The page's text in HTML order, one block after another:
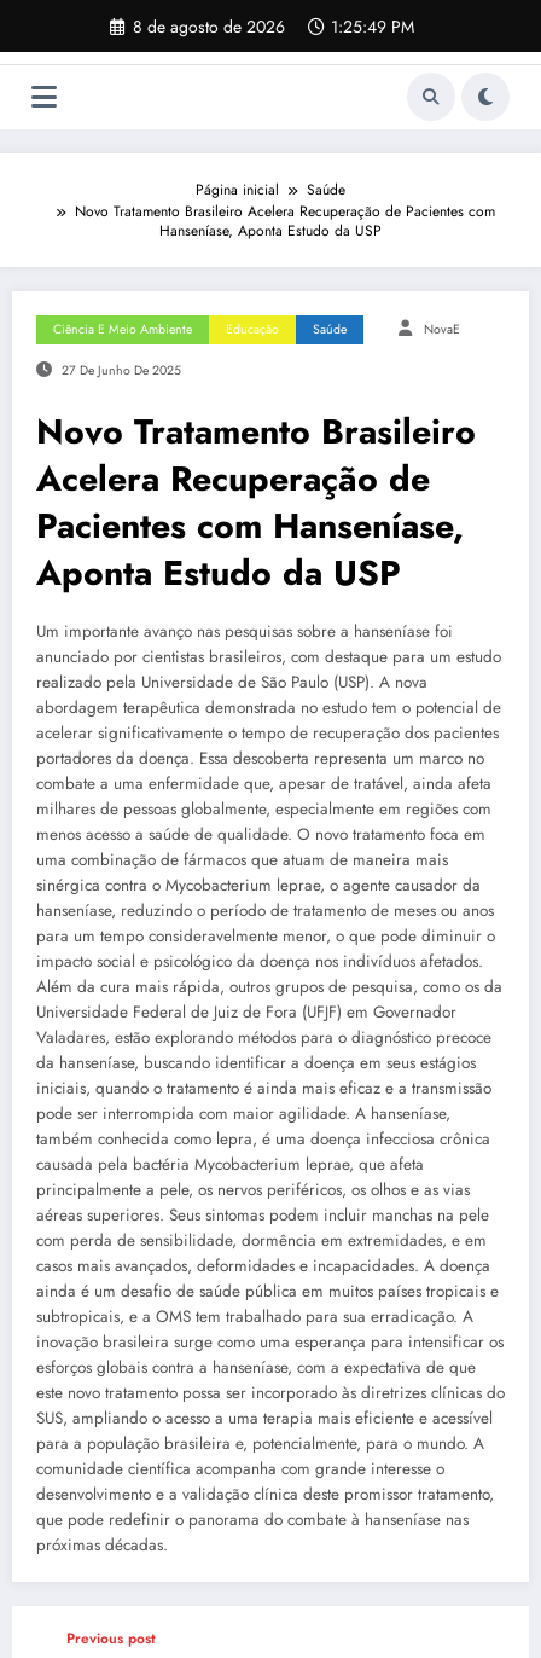
o
8 de agosto de 2026 1:25:50 PM
Página inicial
Saúde
Novo Tratamento Brasileiro Acelera Recuperação de Pacientes com
Hanseníase, Aponta Estudo da USP
Ciência E Meio Ambiente Educação Saúde NovaE
27 De Junho De 2025
Novo Tratamento Brasileiro
Acelera Recuperação de
Pacientes com Hanseníase,
Aponta Estudo da USP
Um importante avanço nas pesquisas sobre a hanseníase foi
anunciado por cientistas brasileiros, com destaque para um estudo
realizado pela Universidade de São Paulo (USP). A nova
abordagem terapêutica demonstrada no estudo tem o potencial de
acelerar significativamente o tempo de recuperação dos pacientes
portadores da doença. Essa descoberta representa um marco no
combate a uma enfermidade que, apesar de tratável, ainda afeta
milhares de pessoas globalmente, especialmente em regiões com
menos acesso a saúde de qualidade. O novo tratamento foca em
uma combinação de fármacos que atuam de maneira mais
sinérgica contra o Mycobacterium leprae, o agente causador da
hanseníase, reduzindo o período de tratamento de meses ou anos
para um tempo consideravelmente menor, o que pode diminuir o
impacto social e psicológico da doença nos indivíduos afetados.
Além da cura mais rápida, outros grupos de pesquisa, como os da
Universidade Federal de Juiz de Fora (UFJF) em Governador
Valadares, estão explorando métodos para o diagnóstico precoce
da hanseníase, buscando identificar a doença em seus estágios
iniciais, quando o tratamento é ainda mais eficaz e a transmissão
pode ser interrompida com maior agilidade. A hanseníase,
também conhecida como lepra, é uma doença infecciosa crônica
causada pela bactéria Mycobacterium leprae, que afeta
principalmente a pele, os nervos periféricos, os olhos e as vias
aéreas superiores. Seus sintomas podem incluir manchas na pele
com perda de sensibilidade, dormência em extremidades, e em
casos mais avançados, deformidades e incapacidades. A doença
ainda é um desafio de saúde pública em muitos países tropicais e
subtropicais, e a OMS tem trabalhado para sua erradicação. A
inovação brasileira surge como uma esperança para intensificar os
esforços globais contra a hanseníase, com a expectativa de que
este novo tratamento possa ser incorporado às diretrizes clínicas do
SUS, ampliando o acesso a uma terapia mais eficiente e acessível
para a população brasileira e, potencialmente, para o mundo. A
comunidade científica acompanha com grande interesse o
desenvolvimento e a validação clínica deste promissor tratamento,
que pode redefinir o panorama do combate à hanseníase nas
próximas décadas.
Previous post